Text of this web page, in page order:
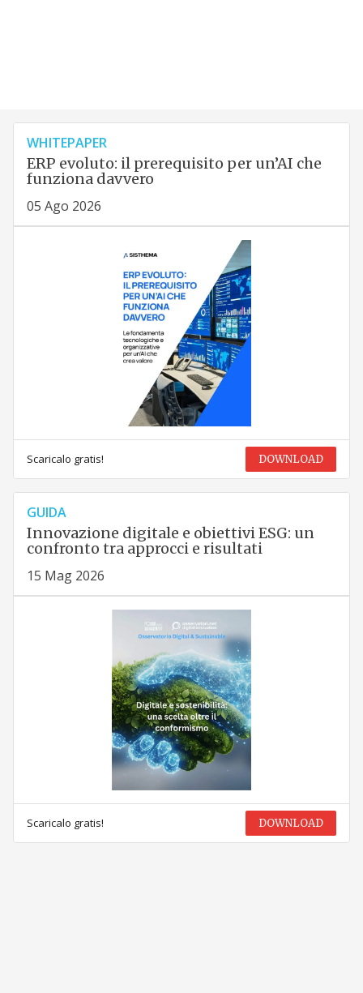
WHITEPAPER
ERP evoluto: il prerequisito per un’AI che
funziona davvero
05 Ago 2026
Scaricalo gratis! DOWNLOAD
GUIDA
Innovazione digitale e obiettivi ESG: un
confronto tra approcci e risultati
15 Mag 2026
Scaricalo gratis! DOWNLOAD